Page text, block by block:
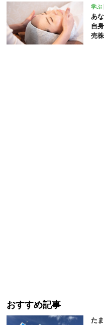
学ぶ
あ
自
売
おすすめ記事
た